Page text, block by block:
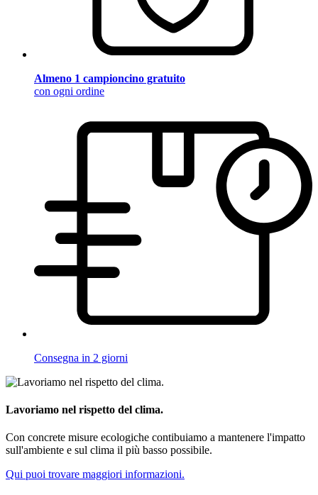
Almeno 1 campioncino gratuito
con ogni ordine
Consegna in 2 giorni
Lavoriamo nel rispetto del clima.
Con concrete misure ecologiche contibuiamo a mantenere l'impatto
sull'ambiente e sul clima il più basso possibile.
Qui puoi trovare maggiori informazioni.